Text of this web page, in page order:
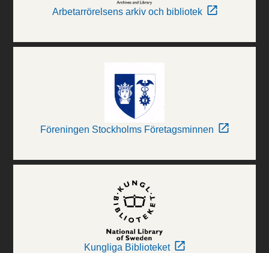
Arbetarrörelsens arkiv och bibliotek
Föreningen Stockholms Företagsminnen
Kungliga Biblioteket